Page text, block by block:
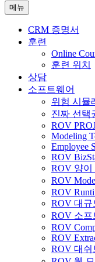
메뉴
CRM 증명서
훈련
Online
훈련 위치
상담
소프트웨어
위험 시뮬
진짜 선택
ROV
Modeling
Employee
ROV
ROV 양이
ROV
ROV
ROV 대규
ROV 소프
ROV
ROV
ROV 대쉬